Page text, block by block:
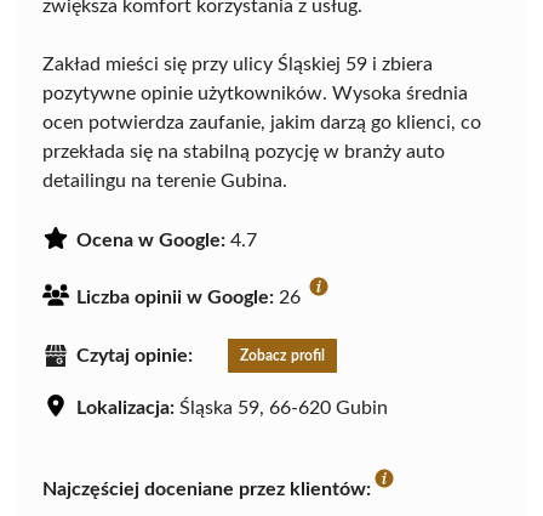
zwiększa komfort korzystania z usług.
Zakład mieści się przy ulicy Śląskiej 59 i zbiera
pozytywne opinie użytkowników. Wysoka średnia
ocen potwierdza zaufanie, jakim darzą go klienci, co
przekłada się na stabilną pozycję w branży auto
detailingu na terenie Gubina.
Ocena w Google: 4.7
Liczba opinii w Google: 26
Czytaj opinie: Zobacz profil
Lokalizacja: Śląska 59, 66-620 Gubin
Najczęściej doceniane przez klientów: